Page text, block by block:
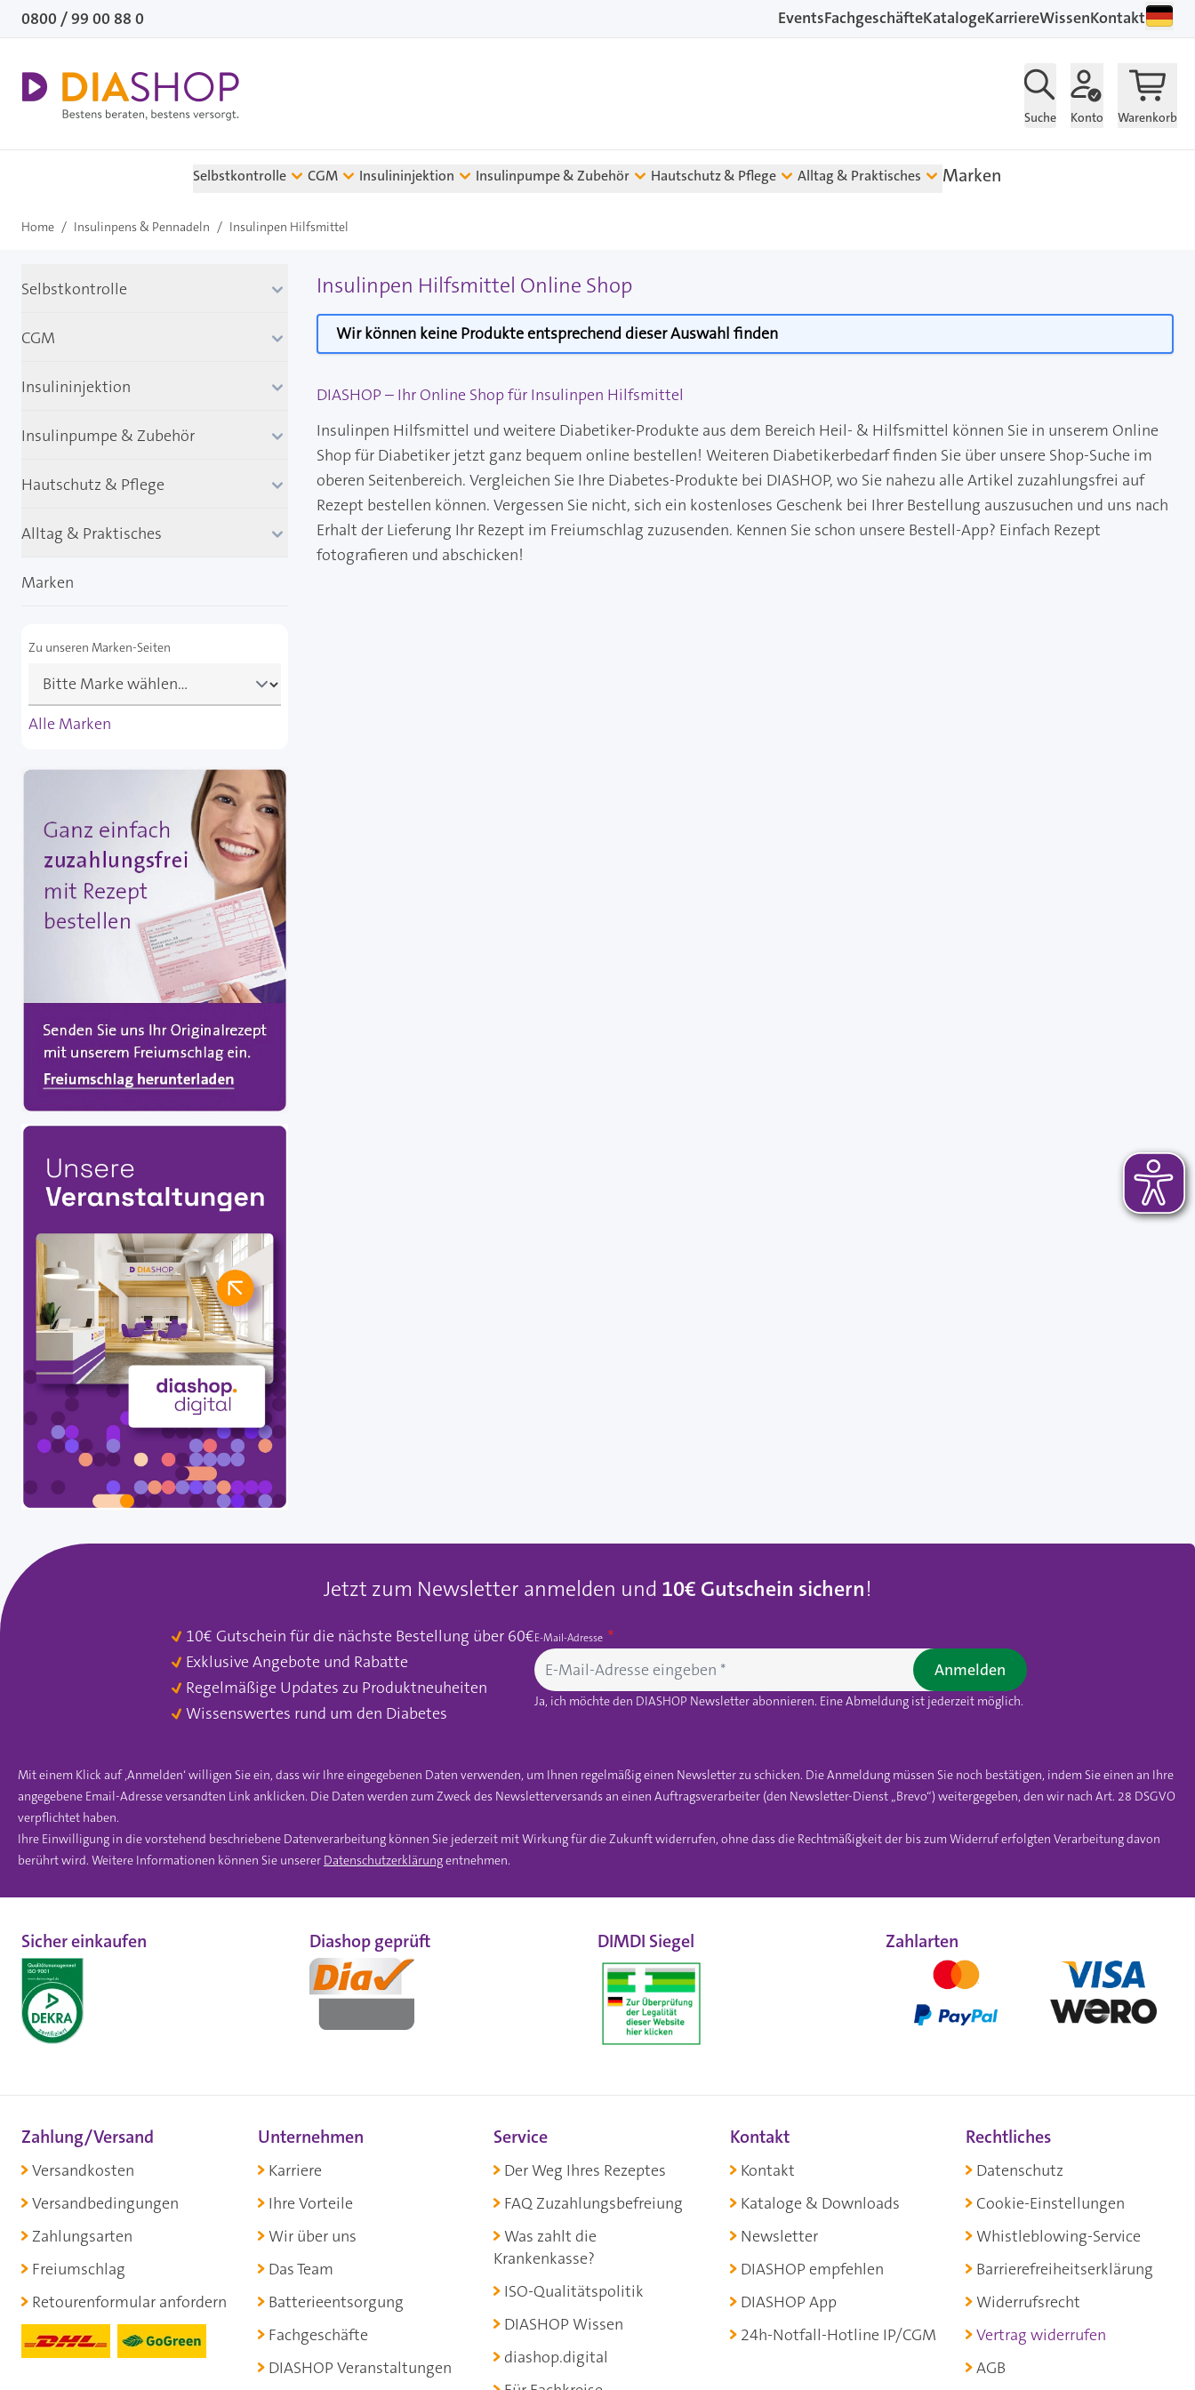
Direkt zum Inhalt
0800 / 99 00 88 0 EventsFachgeschäfteKatalogeKarriereWissenKontakt
Suche Konto Warenkorb
Selbstkontrolle CGM Insulininjektion Insulinpumpe & Zubehör Hautschutz & Pflege Alltag & Praktisches Marken
Home / Insulinpens & Pennadeln / Insulinpen Hilfsmittel
Insulinpen Hilfsmittel Online Shop
Wir können keine Produkte entsprechend dieser Auswahl finden
DIASHOP – Ihr Online Shop für Insulinpen Hilfsmittel
Insulinpen Hilfsmittel und weitere Diabetiker-Produkte aus dem Bereich Heil- & Hilfsmittel können Sie in unserem Online
Shop für Diabetiker jetzt ganz bequem online bestellen! Weiteren Diabetikerbedarf finden Sie über unsere Shop-Suche im
oberen Seitenbereich. Vergleichen Sie Ihre Diabetes-Produkte bei DIASHOP, wo Sie nahezu alle Artikel zuzahlungsfrei auf
Rezept bestellen können. Vergessen Sie nicht, sich ein kostenloses Geschenk bei Ihrer Bestellung auszusuchen und uns nach
Erhalt der Lieferung Ihr Rezept im Freiumschlag zuzusenden. Kennen Sie schon unsere Bestell-App? Einfach Rezept
fotografieren und abschicken!
Selbstkontrolle
CGM
Insulininjektion
Insulinpumpe & Zubehör
Hautschutz & Pflege
Alltag & Praktisches
Marken
Zu unseren Marken-Seiten
Alle Marken
Jetzt zum Newsletter anmelden und 10€ Gutschein sichern!
10€ Gutschein für die nächste Bestellung über 60€
Exklusive Angebote und Rabatte
Regelmäßige Updates zu Produktneuheiten
Wissenswertes rund um den Diabetes
E-Mail-Adresse
Ja, ich möchte den DIASHOP Newsletter abonnieren. Eine Abmeldung ist jederzeit möglich.
Anmelden
Mit einem Klick auf ‚Anmelden‘ willigen Sie ein, dass wir Ihre eingegebenen Daten verwenden, um Ihnen regelmäßig einen Newsletter zu schicken. Die Anmeldung müssen Sie noch bestätigen, indem Sie einen an Ihre
angegebene Email-Adresse versandten Link anklicken. Die Daten werden zum Zweck des Newsletterversands an einen Auftragsverarbeiter (den Newsletter-Dienst „Brevo“) weitergegeben, den wir nach Art. 28 DSGVO
verpflichtet haben.
Ihre Einwilligung in die vorstehend beschriebene Datenverarbeitung können Sie jederzeit mit Wirkung für die Zukunft widerrufen, ohne dass die Rechtmäßigkeit der bis zum Widerruf erfolgten Verarbeitung davon
berührt wird. Weitere Informationen können Sie unserer Datenschutzerklärungentnehmen.
Sicher einkaufen Diashop geprüft DIMDI Siegel Zahlarten
Zahlung/Versand
Versandkosten
Versandbedingungen
Zahlungsarten
Freiumschlag
Retourenformular anfordern
Unternehmen
Karriere
Ihre Vorteile
Wir über uns
Das Team
Batterieentsorgung
Fachgeschäfte
DIASHOP Veranstaltungen
Service
Der Weg Ihres Rezeptes
FAQ Zuzahlungsbefreiung
Was zahlt die
Krankenkasse?
ISO-Qualitätspolitik
DIASHOP Wissen
diashop.digital
Kontakt
Kontakt
Kataloge & Downloads
Newsletter
DIASHOP empfehlen
DIASHOP App
24h-Notfall-Hotline IP/CGM
Rechtliches
Datenschutz
Cookie-Einstellungen
Whistleblowing-Service
Barrierefreiheitserklärung
Widerrufsrecht
Vertrag widerrufen
AGB